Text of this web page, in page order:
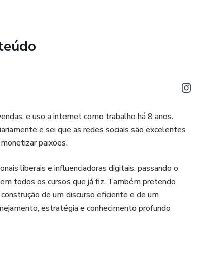
e uso a internet como trabalho há 8 anos.
e sei que as redes sociais são excelentes
paixões.
liberais e influenciadoras digitais, passando o
todos os cursos que já fiz. Também pretendo
de um discurso eficiente e de um
estratégia e conhecimento profundo